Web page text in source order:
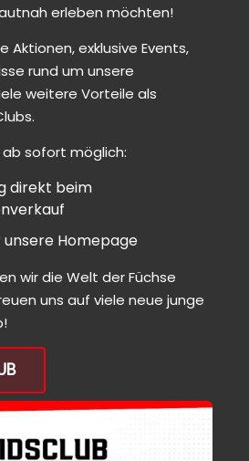
erleben möchten!
Aktionen, exklusive Events,
rund um unsere
weitere Vorteile als
sofort möglich:
direkt beim
unsere Homepage
wir die Welt der Füchse
uns auf viele neue junge